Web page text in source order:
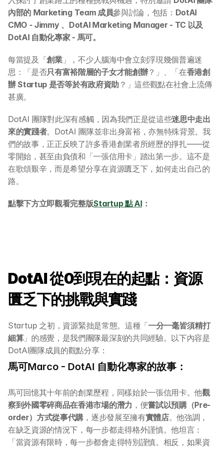
內部的 Marketing Team 成員參與討論，包括： DotAI
CMO - Jimmy 、DotAI Marketing Manager - TC 以及
DotAI 自動化專家 - 馬可。
每當提及「創業」，不少人腦海中會立刻浮現幾個普遍迷
思：「是否只有富裕階層的子女才能創辦？」、「在香港創
辦 Startup 是否等於有政府資助？」這些觀點在社會上流傳
甚廣。
DotAI 團隊對此深有感觸，因為我們正是從這些迷思中走出
來的實踐者。DotAI 團隊並非出身富裕，亦無特殊背景。我
們的故事，正正反映了許多香港創業者所經歷的掙扎——從
零開始，甚至由負債和「一張信用卡」踏出第一步。這不是
在歌頌艱辛，而是希望分享在資源匱乏下，如何走出自己的
路。
點擊下方立即觀看完整版Startup 點 AI：
DotAI 從0到現在的起點：資源
匱乏下的挑戰與實踐
Startup 之初，資源緊拙是常態。這種「一分一毫皆須精打
細算」的感覺，是我們團隊最深刻的共同經驗。以下內容是
DotAI團隊成員的觀點分享：
馬可Marco - DotAI 自動化專家的故事：
馬可回憶其十年前的創業歷程，同樣始於一張信用卡。他觀
察到外國零碎商品在香港市場的潛力 ，便嘗試以預購（Pre-
order）方式從事代購 ，逐步發展至擁有實體店。他強調，
在缺乏資源的情況下，每一步都走得格外謹慎。他坦言：
「當資源有限時，每一步都會走得特別謹慎。相反，如果資